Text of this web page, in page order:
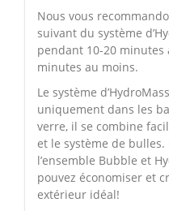
Nous vous
suivant du système
pendant 10-20 minutes
minutes au moins.
Le système
uniquement dans les
verre, il se combine
et le système de
l’ensemble Bubble et
pouvez économiser et
extérieur idéal!